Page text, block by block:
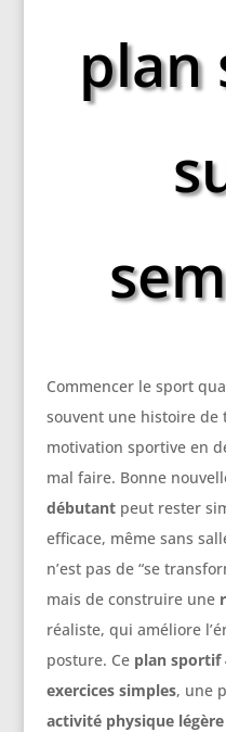
plan
Commencer le sport
souvent une histoire de
motivation sportive en
mal faire. Bonne
débutantpeut rester
efficace, même sans
n’est pas de “se
mais de construire une
réaliste, qui améliore
posture. Ce plan sportif
exercices simples, une
activité physique légère